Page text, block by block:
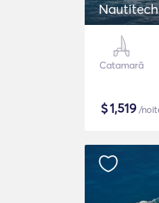
Catamarã
$1,519/